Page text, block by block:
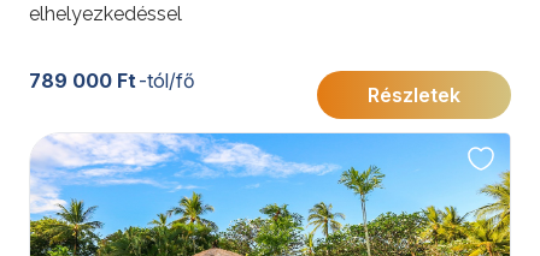
elhelyezkedéssel
789 000 Ft -tól/fő
Részletek